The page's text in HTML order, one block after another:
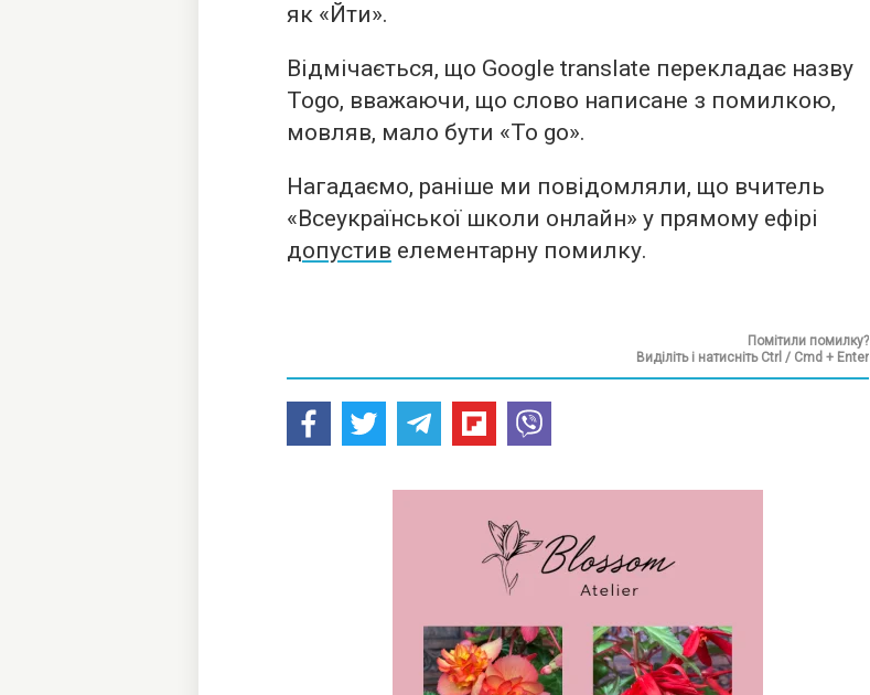
як «Йти».
Відмічається, що Google translate перекладає назву
Togo, вважаючи, що слово написане з помилкою,
мовляв, мало бути «To go».
Нагадаємо, раніше ми повідомляли, що вчитель
«Всеукраїнської школи онлайн» у прямому ефірі
допустив елементарну помилку.
Помітили помилку?
Виділіть і натисніть Ctrl / Cmd + Enter